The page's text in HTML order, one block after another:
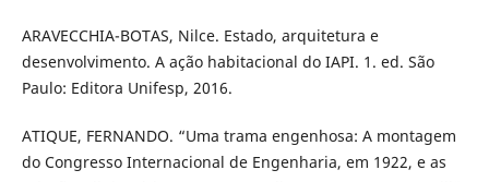
ARAVECCHIA-BOTAS, Nilce. Estado, arquitetura e
desenvolvimento. A ação habitacional do IAPI. 1. ed. São
Paulo: Editora Unifesp, 2016.
ATIQUE, FERNANDO. “Uma trama engenhosa: A montagem
do Congresso Internacional de Engenharia, em 1922, e as